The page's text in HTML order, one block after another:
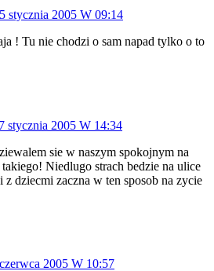
stycznia 2005 W 09:14
! Tu nie chodzi o sam napad tylko o to
stycznia 2005 W 14:34
sie w naszym spokojnym na
Niedlugo strach bedzie na ulice
dziecmi zaczna w ten sposob na zycie
2005 W 10:57